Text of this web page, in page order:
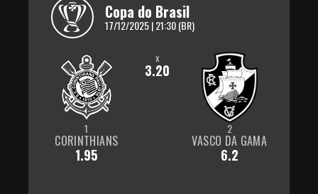
Copa do Brasil
17/12/2025 | 21:30 (BR)
1
CORINTHIANS
1.95
x
3.20
2
VASCO DA GAMA
6.2